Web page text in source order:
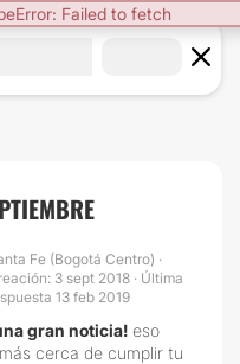
Failed to fetch
Fe (Bogotá Centro) ·
3 sept 2018 · Última
13 feb 2019
gran noticia! eso
cerca de cumplir tu